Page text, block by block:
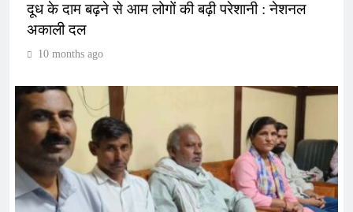
दूध के दाम बढ़ने से आम लोगों की बढ़ी परेशानी : नेशनल
अकाली दल
10 months ago